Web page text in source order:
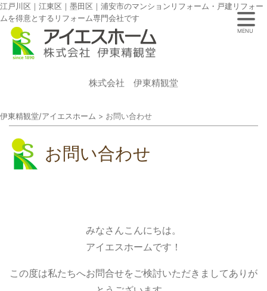
江戸川区｜江東区｜墨田区｜浦安市のマンションリフォーム・戸建リフォー
ムを得意とするリフォーム専門会社です
株式会社 伊東精観堂
伊東精観堂/アイエスホーム > お問い合わせ
お問い合わせ
みなさんこんにちは。
アイエスホームです！
この度は私たちへお問合せをご検討いただきましてありが
MENU